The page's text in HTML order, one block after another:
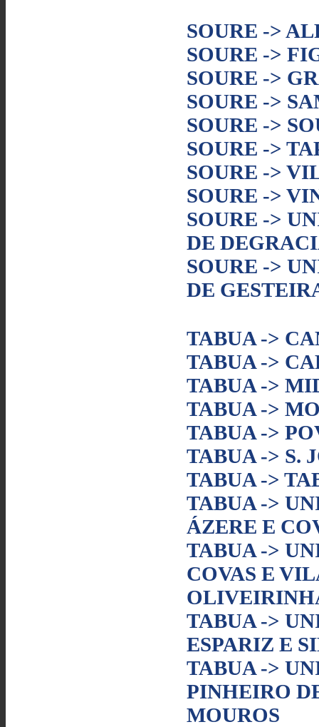
SOURE ->
SOURE ->
SOURE ->
SOURE ->
SOURE ->
SOURE ->
SOURE ->
SOURE ->
SOURE ->
DE
SOURE ->
DE
TABUA ->
TABUA ->
TABUA ->
TABUA ->
TABUA ->
TABUA -> S.
TABUA ->
TABUA ->
ÁZERE E
TABUA ->
COVAS E
TABUA ->
ESPARIZ E
TABUA ->
PINHEIRO
MOUROS